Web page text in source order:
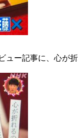
ュー記事に、心が